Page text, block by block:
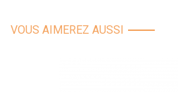
VOUS AIMEREZ AUSSI